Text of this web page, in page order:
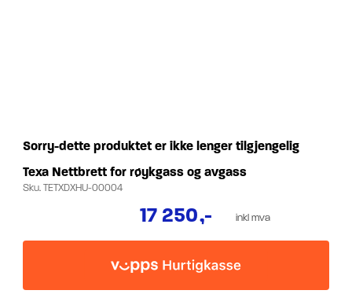
Sorry-dette produktet er ikke lenger tilgjengelig
Texa Nettbrett for røykgass og avgass
Sku.TETXDXHU-00004
17 250,- inkl mva